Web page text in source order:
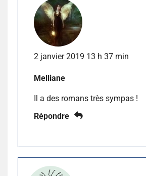
2 janvier 2019 13 h 37 min
Melliane
Il a des romans très sympas !
Répondre